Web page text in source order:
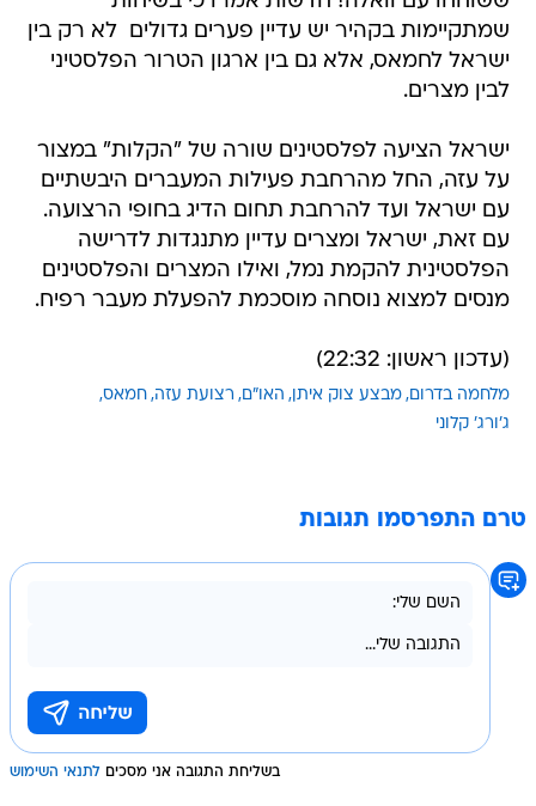
שמתקיימות בקהיר יש עדיין פערים גדולים  לא רק בין
ישראל לחמאס, אלא גם בין ארגון הטרור הפלסטיני
לבין מצרים.
ישראל הציעה לפלסטינים שורה של "הקלות" במצור
על עזה, החל מהרחבת פעילות המעברים היבשתיים
עם ישראל ועד להרחבת תחום הדיג בחופי הרצועה.
עם זאת, ישראל ומצרים עדיין מתנגדות לדרישה
הפלסטינית להקמת נמל, ואילו המצרים והפלסטינים
מנסים למצוא נוסחה מוסכמת להפעלת מעבר רפיח.
(עדכון ראשון: 22:32)
מלחמה בדרום מבצע צוק איתן האו"ם רצועת עזה חמאס
ג'ורג' קלוני
טרם התפרסמו תגובות
בשליחת התגובה אני מסכים לתנאי השימוש